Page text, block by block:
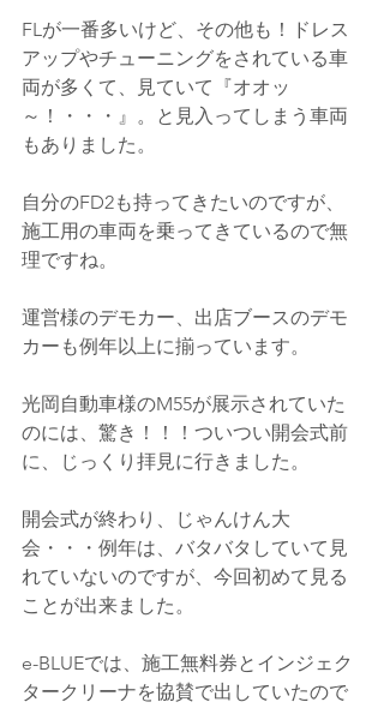
FLが一番多いけど、その他も！ドレス
アップやチューニングをされている車
両が多くて、見ていて『オオッ
～！・・・』。と見入ってしまう車両
もありました。
自分のFD2も持ってきたいのですが、
施工用の車両を乗ってきているので無
理ですね。
運営様のデモカー、出店ブースのデモ
カーも例年以上に揃っています。
光岡自動車様のM55が展示されていた
のには、驚き！！！ついつい開会式前
に、じっくり拝見に行きました。
開会式が終わり、じゃんけん大
会・・・例年は、バタバタしていて見
れていないのですが、今回初めて見る
ことが出来ました。
e-BLUEでは、施工無料券とインジェク
タークリーナを協賛で出していたので